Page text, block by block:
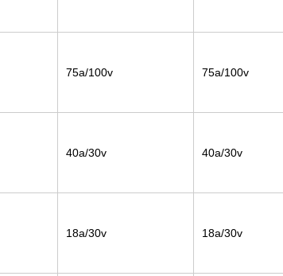
75a/100v 75a/100v
40a/30v 40a/30v
18a/30v 18a/30v